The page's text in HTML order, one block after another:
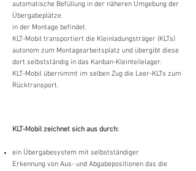
automatische Befüllung in der näheren Umgebung der
Übergabeplätze
in der Montage befindet.
KLT-Mobil transportiert die Kleinladungsträger (KLTs)
autonom zum Montagearbeitsplatz und übergibt diese
dort selbstständig in das Kanban-Kleinteilelager.
KLT-Mobil übernimmt im selben Zug die Leer-KLTs zum
Rücktransport.
KLT-Mobil zeichnet sich aus durch:
ein Übergabesystem mit selbstständiger
Erkennung von Aus- und Abgabepositionen das die